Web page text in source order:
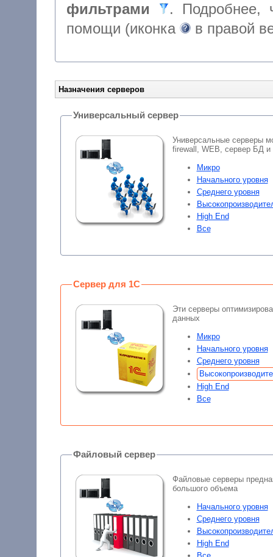
фильтрами
. Подробнее,
помощи (иконка
в правой
Назначения серверов
Универсальный сервер
Универсальные серверы
firewall, WEB, сервер БД и
Микро
Начального уровня
Среднего уровня
High End
Все
Сервер для 1С
Эти серверы
данных
Микро
Начального уровня
Среднего уровня
High End
Все
Файловый сервер
Файловые серверы
большого объема
Начального уровня
Среднего уровня
High End